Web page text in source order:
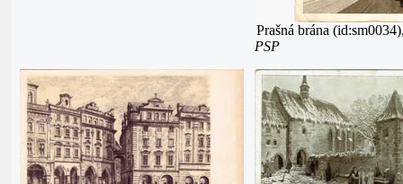
Prašná brána
PSP